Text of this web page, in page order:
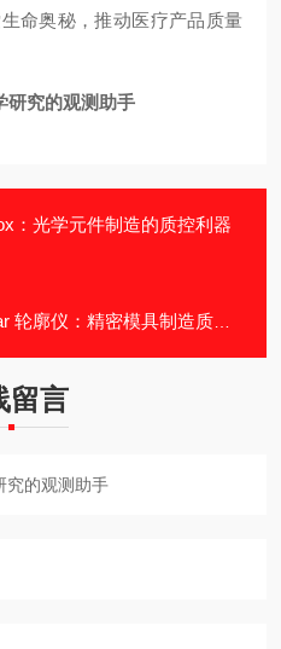
命奥秘，推动医疗产品质量
研究的观测助手
：光学元件制造的质控利器
廓仪：精密模具制造质检保障
留言